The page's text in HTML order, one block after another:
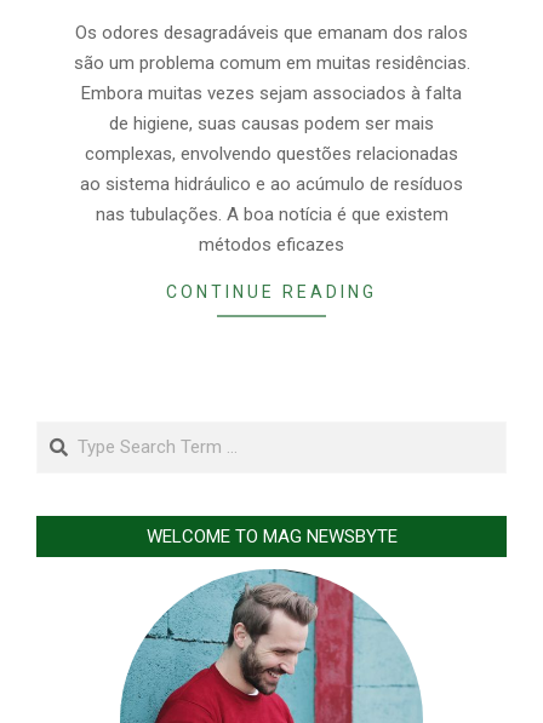
09
Os odores desagradáveis que emanam dos ralos
são um problema comum em muitas residências.
Embora muitas vezes sejam associados à falta
de higiene, suas causas podem ser mais
complexas, envolvendo questões relacionadas
ao sistema hidráulico e ao acúmulo de resíduos
nas tubulações. A boa notícia é que existem
métodos eficazes
CONTINUE READING
Search
WELCOME TO MAG NEWSBYTE